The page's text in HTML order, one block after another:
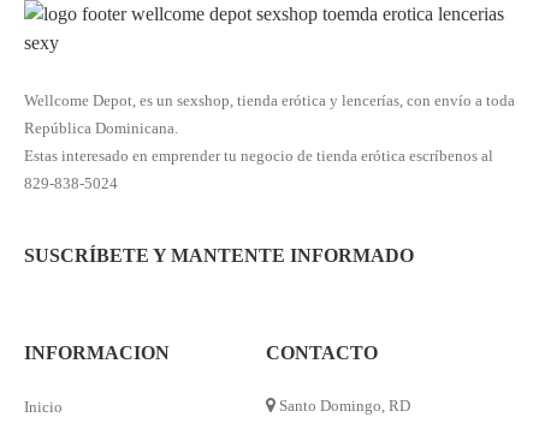
Wellcome Depot, es un sexshop, tienda erótica y lencerías, con envío a toda
República Dominicana.
Estas interesado en emprender tu negocio de tienda erótica escríbenos al
829-838-5024
SUSCRÍBETE Y MANTENTE INFORMADO
INFORMACION
Inicio
CONTACTO
Santo Domingo, RD